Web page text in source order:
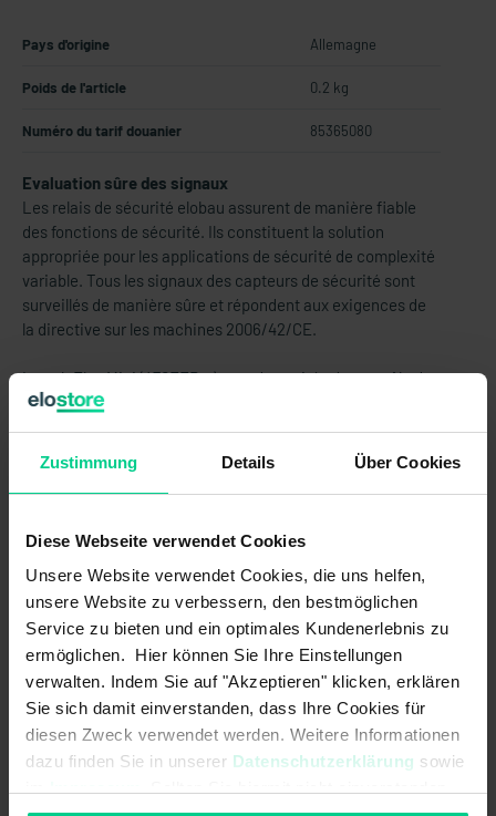
Zustimmung Details Über Cookies
Diese Webseite verwendet Cookies
Unsere Website verwendet Cookies, die uns helfen,
unsere Website zu verbessern, den bestmöglichen
Service zu bieten und ein optimales Kundenerlebnis zu
ermöglichen. Hier können Sie Ihre Einstellungen
verwalten. Indem Sie auf "Akzeptieren" klicken, erklären
Sie sich damit einverstanden, dass Ihre Cookies für
diesen Zweck verwendet werden. Weitere Informationen
dazu finden Sie in unserer Datenschutzerklärung sowie
Pays d'origine Allemagne
Poids de l'article 0.2 kg
Numéro du tarif douanier 85365080
Evaluation sûre des signaux
Les relais de sécurité elobau assurent de manière fiable
des fonctions de sécurité. Ils constituent la solution
appropriée pour les applications de sécurité de complexité
variable. Tous les signaux des capteurs de sécurité sont
surveillés de manière sûre et répondent aux exigences de
la directive sur les machines 2006/42/CE.
Les eloFlex Mini (470EFR...) sont des unités de contrôle de
sécurité configurables avec 2 entrées de sécurité
Les liens logiques internes sont déjà préconfigurés.
ATTENTION:Ce produit est vendu SANS bornes standard.
Celles-ci doivent être achetées séparément (réf.
878598VPE4).
Caractéristiques du produit
d'appareil (variable selon la variante)